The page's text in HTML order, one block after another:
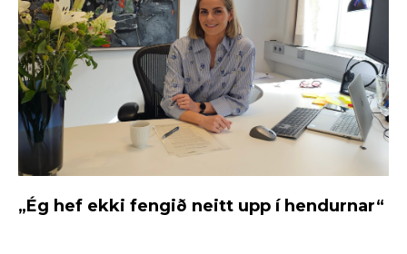
„Ég hef ekki fengið neitt upp í hendurnar“